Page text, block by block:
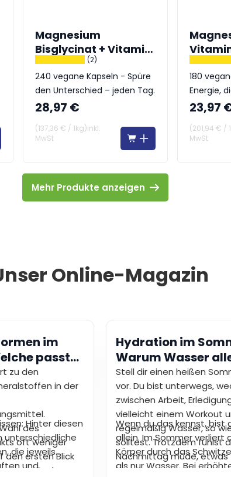
Magnesium
Bisglycinat + Vitamin
B6
(2)
240 vegane Kapseln - Spüre
den Unterschied – jeden Tag.
28,97 €
(137,36 € / 1kg)inkl.
MwSt
180
Energie,
stärkt
23,97
(201,94 € /
MwSt
Mehr Produkte anzeigen
Online-Magazin
im
passt
zu den
in der
des
oft weniger
den ersten Blick
kurze Suche
Hinter diesen
unterschiedliche
die jeweils
und
Hydration im
Warum Wasser
möglicherweise
ausreicht
Stell dir einen heißen
vor. Du bist unterwegs,
zwischen Arbeit,
vielleicht einem Workout
regelmäßig Wasser, so
solltest. Trotzdem fühlst
Nachmittag müde, etwas
benommen und weniger
Wenn du das kennst, bist
allein. Im Sommer verliert
Körper durch das
als nur Wasser. Bei